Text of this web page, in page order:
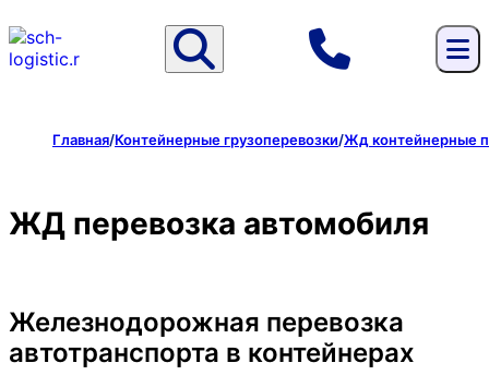
Главная/Контейнерные грузоперевозки/Жд контейнерные
ЖД перевозка автомобиля
Железнодорожная перевозка
автотранспорта в контейнерах